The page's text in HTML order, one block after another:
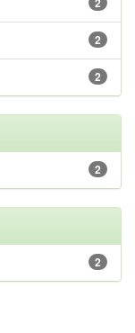
2
2
2
2